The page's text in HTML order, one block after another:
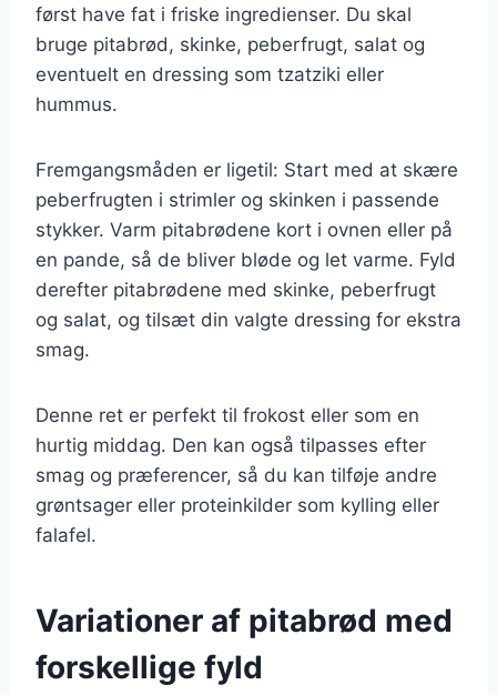
først have fat i friske ingredienser. Du skal
bruge pitabrød, skinke, peberfrugt, salat og
eventuelt en dressing som tzatziki eller
hummus.
Fremgangsmåden er ligetil: Start med at skære
peberfrugten i strimler og skinken i passende
stykker. Varm pitabrødene kort i ovnen eller på
en pande, så de bliver bløde og let varme. Fyld
derefter pitabrødene med skinke, peberfrugt
og salat, og tilsæt din valgte dressing for ekstra
smag.
Denne ret er perfekt til frokost eller som en
hurtig middag. Den kan også tilpasses efter
smag og præferencer, så du kan tilføje andre
grøntsager eller proteinkilder som kylling eller
falafel.
Variationer af pitabrød med
forskellige fyld